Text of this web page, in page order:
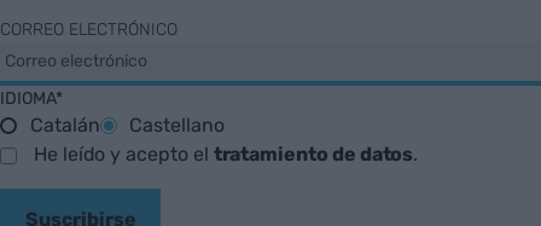
CORREO ELECTRÓNICO
IDIOMA*
Catalán
Castellano
He leído y acepto el tratamiento de datos.
Suscribirse